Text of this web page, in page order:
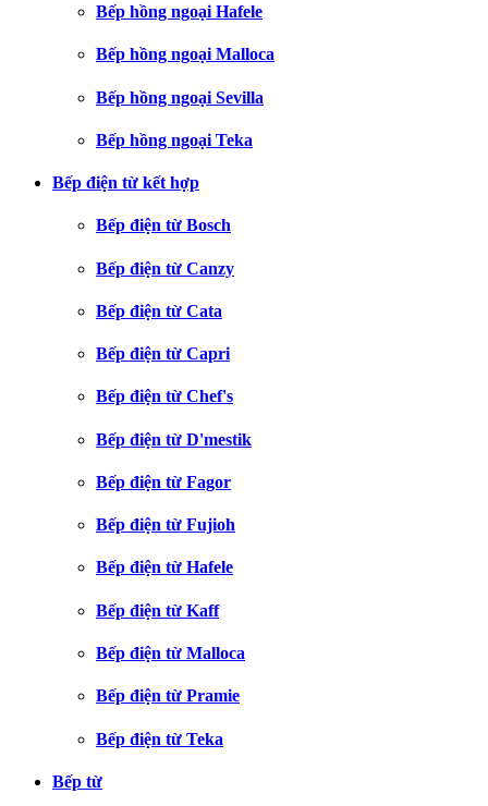
Bếp hồng ngoại Hafele
Bếp hồng ngoại Malloca
Bếp hồng ngoại Sevilla
Bếp hồng ngoại Teka
Bếp điện từ kết hợp
Bếp điện từ Bosch
Bếp điện từ Canzy
Bếp điện từ Cata
Bếp điện từ Capri
Bếp điện từ Chef's
Bếp điện từ D'mestik
Bếp điện từ Fagor
Bếp điện từ Fujioh
Bếp điện từ Hafele
Bếp điện từ Kaff
Bếp điện từ Malloca
Bếp điện từ Pramie
Bếp điện từ Teka
Bếp từ